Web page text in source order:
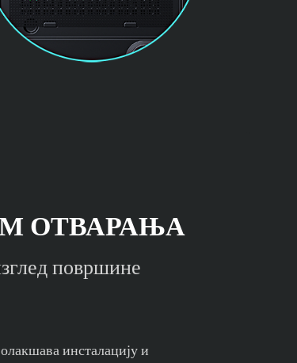
ОТВАРАЊА
површине
инсталацију и